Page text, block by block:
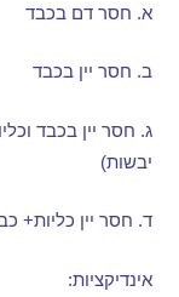
א. חסר דם בכבד
ב. חסר יין בכבד
ג. חסר יין בכבד
יבשות)
ד. חסר יין כליות+
אינדיקציות: